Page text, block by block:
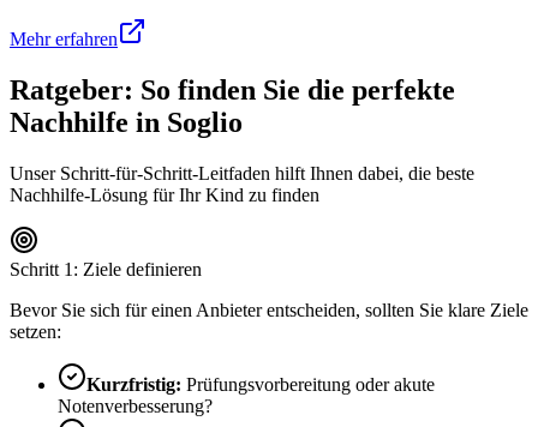
Mehr erfahren
Ratgeber: So finden Sie die perfekte
Nachhilfe in Soglio
Unser Schritt-für-Schritt-Leitfaden hilft Ihnen dabei, die beste
Nachhilfe-Lösung für Ihr Kind zu finden
Schritt 1: Ziele definieren
Bevor Sie sich für einen Anbieter entscheiden, sollten Sie klare Ziele
setzen:
Kurzfristig: Prüfungsvorbereitung oder akute
Notenverbesserung?